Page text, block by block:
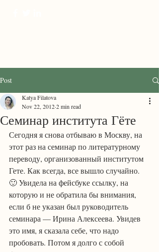
Post
Семинар института Гёте
Katya Filatova
Nov 22, 20122 min read
Сегодня я снова отбываю в Москву, на
этот раз на семинар по литературному
переводу, организованный институтом
Гете. Как всегда, все вышло случайно.
🙂 Увидела на фейсбуке ссылку, на
которую и не обратила бы внимания,
если б не указан был руководитель
семинара — Ирина Алексеева. Увидев
это имя, я сказала себе, что надо
пробовать. Потом я долго с собой